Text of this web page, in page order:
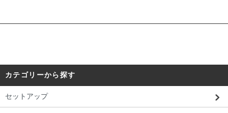
カテゴリーから探す
セットアップ